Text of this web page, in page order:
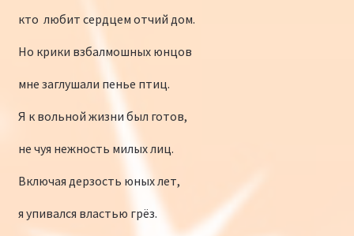
кто любит сердцем отчий дом.
Но крики взбалмошных юнцов
мне заглушали пенье птиц.
Я к вольной жизни был готов,
не чуя нежность милых лиц.
Включая дерзость юных лет,
я упивался властью грёз.